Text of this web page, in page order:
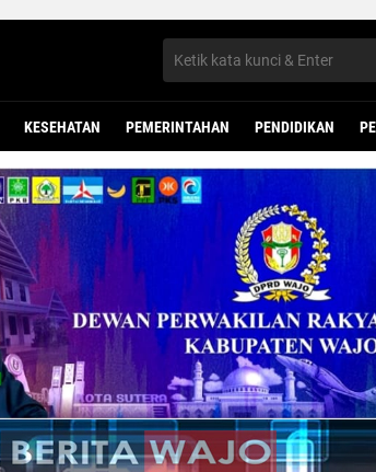
KESEHATAN PEMERINTAHAN PENDIDIKAN